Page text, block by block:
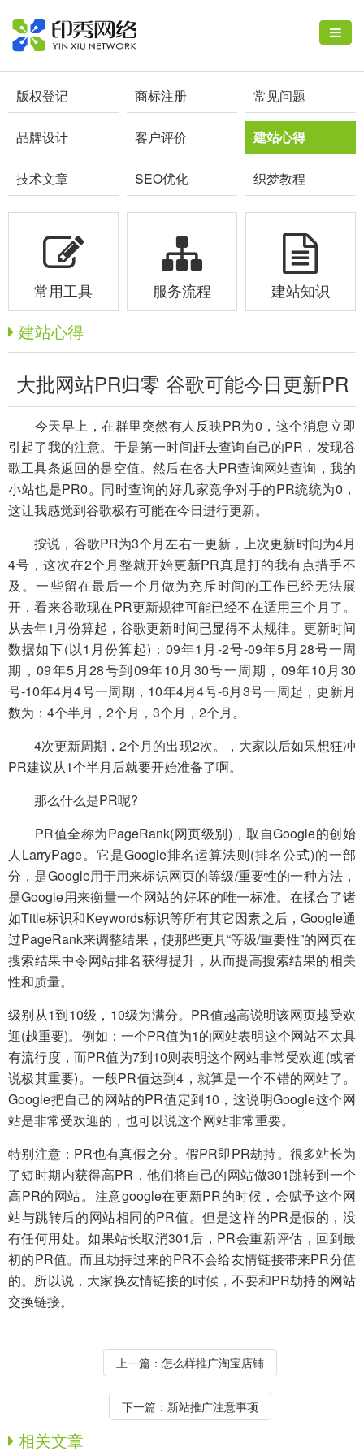
版权登记 商标注册 常见问题
品牌设计 客户评价 建站心得
技术文章 SEO优化 织梦教程
常用工具 服务流程 建站知识
建站心得
大批网站PR归零 谷歌可能今日更新PR
今天早上，在群里突然有人反映PR为0，这个消息立即
引起了我的注意。于是第一时间赶去查询自己的PR，发现谷
歌工具条返回的是空值。然后在各大PR查询网站查询，我的
小站也是PR0。同时查询的好几家竞争对手的PR统统为0，
这让我感觉到谷歌极有可能在今日进行更新。
按说，谷歌PR为3个月左右一更新，上次更新时间为4月
4号，这次在2个月整就开始更新PR真是打的我有点措手不
及。一些留在最后一个月做为充斥时间的工作已经无法展
开，看来谷歌现在PR更新规律可能已经不在适用三个月了。
从去年1月份算起，谷歌更新时间已显得不太规律。更新时间
数据如下(以1月份算起)：09年1月-2号-09年5月28号一周
期，09年5月28号到09年10月30号一周期，09年10月30
号-10年4月4号一周期，10年4月4号-6月3号一周起，更新月
数为：4个半月，2个月，3个月，2个月。
4次更新周期，2个月的出现2次。，大家以后如果想狂冲
PR建议从1个半月后就要开始准备了啊。
那么什么是PR呢?
PR值全称为PageRank(网页级别)，取自Google的创始
人LarryPage。它是Google排名运算法则(排名公式)的一部
分，是Google用于用来标识网页的等级/重要性的一种方法，
是Google用来衡量一个网站的好坏的唯一标准。在揉合了诸
如Title标识和Keywords标识等所有其它因素之后，Google通
过PageRank来调整结果，使那些更具“等级/重要性”的网页在
搜索结果中令网站排名获得提升，从而提高搜索结果的相关
性和质量。
级别从1到10级，10级为满分。PR值越高说明该网页越受欢
迎(越重要)。例如：一个PR值为1的网站表明这个网站不太具
有流行度，而PR值为7到10则表明这个网站非常受欢迎(或者
说极其重要)。一般PR值达到4，就算是一个不错的网站了。
Google把自己的网站的PR值定到10，这说明Google这个网
站是非常受欢迎的，也可以说这个网站非常重要。
特别注意：PR也有真假之分。假PR即PR劫持。很多站长为
了短时期内获得高PR，他们将自己的网站做301跳转到一个
高PR的网站。注意google在更新PR的时候，会赋予这个网
站与跳转后的网站相同的PR值。但是这样的PR是假的，没
有任何用处。如果站长取消301后，PR会重新评估，回到最
初的PR值。而且劫持过来的PR不会给友情链接带来PR分值
的。所以说，大家换友情链接的时候，不要和PR劫持的网站
交换链接。
上一篇： 怎么样推广淘宝店铺
下一篇： 新站推广注意事项
相关文章